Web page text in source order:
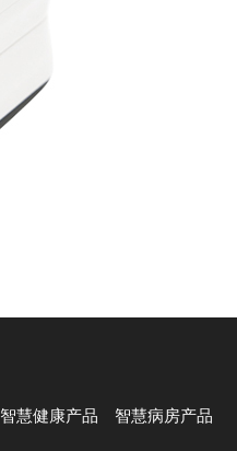
智慧健康产品 智慧病房产品